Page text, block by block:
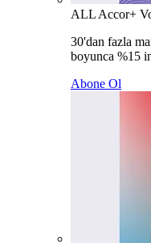
ALL Accor+
30'dan fazla
boyunca %15
Abone Ol